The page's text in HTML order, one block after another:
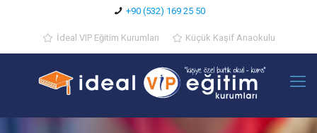
+90 (532) 169 25 50
İdeal VIP Eğitim Kurumları Küçük Kaşif Anaokulu